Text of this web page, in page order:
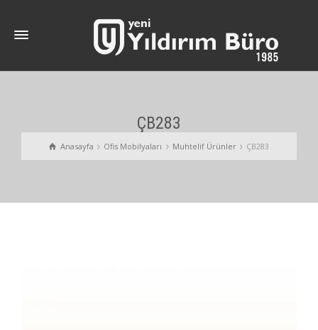
ÇB283
Anasayfa Ofis Mobilyaları Muhtelif Ürünler ÇB283